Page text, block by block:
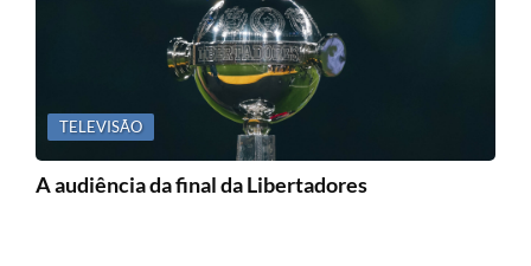
TELEVISÃO
A audiência da final da Libertadores